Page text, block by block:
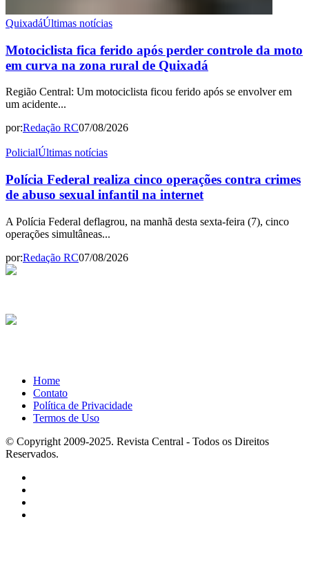
QuixadáÚltimas notícias
Motociclista fica ferido após perder controle da moto
em curva na zona rural de Quixadá
Região Central: Um motociclista ficou ferido após se envolver em
um acidente...
por:Redação RC07/08/2026
PolicialÚltimas notícias
Polícia Federal realiza cinco operações contra crimes
de abuso sexual infantil na internet
A Polícia Federal deflagrou, na manhã desta sexta-feira (7), cinco
operações simultâneas...
por:Redação RC07/08/2026
Home
Contato
Política de Privacidade
Termos de Uso
© Copyright 2009-2025. Revista Central - Todos os Direitos
Reservados.